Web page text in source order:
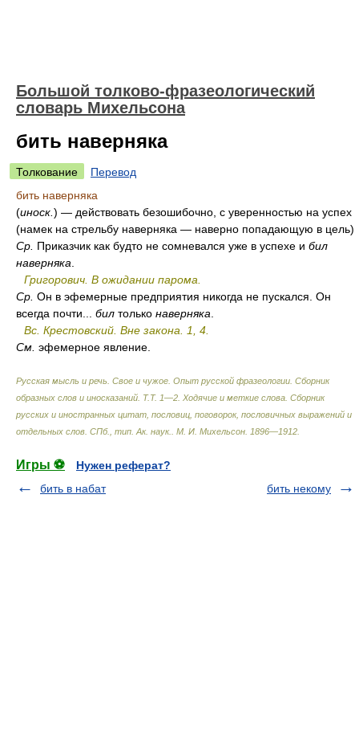
Большой толково-фразеологический
словарь Михельсона
бить наверняка
Толкование
Перевод
бить наверняка
(иноск. ) — действовать безошибочно, с уверенностью на успех
(намек на стрельбу наверняка — наверно попадающую в цель)
Ср. Приказчик как будто не сомневался уже в успехе и бил
наверняка
Григорович. В ожидании парома.
Ср. Он в эфемерные предприятия никогда не пускался. Он
всегда почти... бил только наверняка
Вс. Крестовский. Вне закона. 1, 4.
См. эфемерное явление.
Русская мысль и речь. Свое и чужое. Опыт русской фразеологии. Сборник
образных слов и иносказаний. Т.Т. 1—2. Ходячие и меткие слова. Сборник
русских и иностранных цитат, пословиц, поговорок, пословичных выражений и
отдельных слов. СПб., тип. Ак. наук.
М. И. Михельсон 1896—1912
Игры ⚽
Нужен реферат?
бить в набат
бить некому